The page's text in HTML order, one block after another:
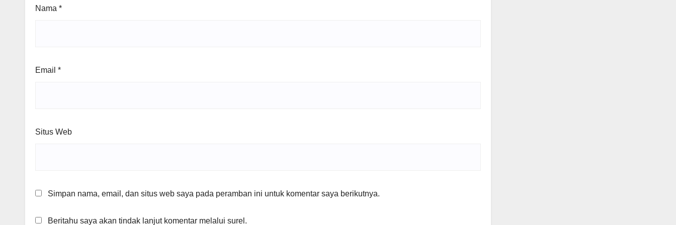
Nama *
Email *
Situs Web
Simpan nama, email, dan situs web saya pada peramban ini untuk komentar saya berikutnya.
Beritahu saya akan tindak lanjut komentar melalui surel.